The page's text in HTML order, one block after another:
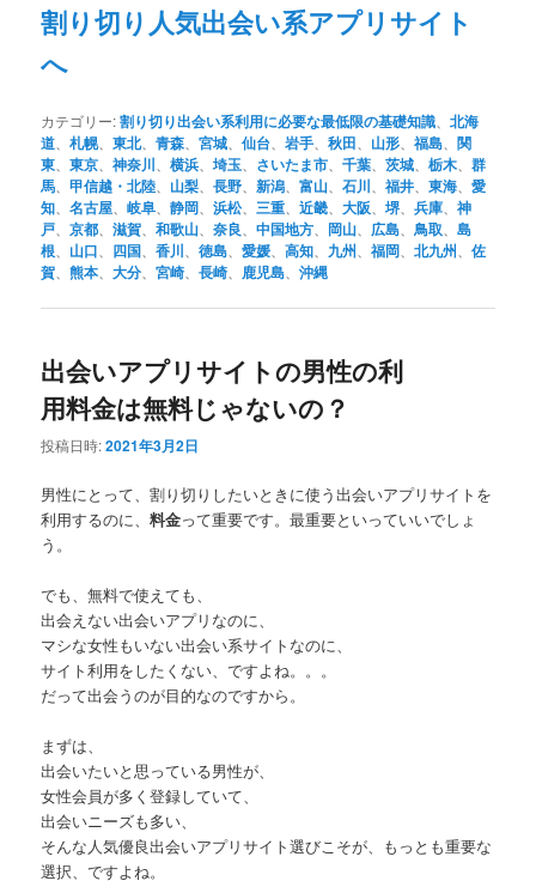
割り切り人気出会い系アプリサイト
へ
カテゴリー:割り切り出会い系利用に必要な最低限の基礎知識 、北海
道 、札幌、東北、青森 、宮城 、仙台 、岩手 、秋田 山形 、福島 、関
東 、東京 、神奈川 、横浜 、埼玉 さいたま市 、千葉 、茨城 、栃木 、群
馬 、甲信越・北陸 山梨 、長野 、新潟 、富山 、石川 、福井 、東海 、愛
知 、名古屋 、岐阜 、静岡 、浜松 三重 、近畿 、大阪 、堺 、兵庫 、神
戸 、京都 、滋賀 、和歌山 、奈良 、中国地方 岡山 広島 、鳥取 、島
根
山口 四国 、香川 、徳島 、愛媛 、高知 九州 、福岡 、北九州 、佐
賀 、熊本 、大分 、宮崎 、長崎 鹿児島 、沖縄
出会いアプリサイトの男性の利
用料金は無料じゃないの？
投稿日時:2021年3月2日
男性にとって、割り切りしたいときに使う出会いアプリサイトを
利用するのに、料金って重要です。最重要といっていいでしょ
う。
でも、無料で使えても、
出会えない出会いアプリなのに、
マシな女性もいない出会い系サイトなのに、
サイト利用をしたくない、ですよね。。。
だって出会うのが目的なのですから。
まずは、
出会いたいと思っている男性が、
女性会員が多く登録していて、
出会いニーズも多い、
そんな人気優良出会いアプリサイト選びこそが、もっとも重要な
選択、ですよね。